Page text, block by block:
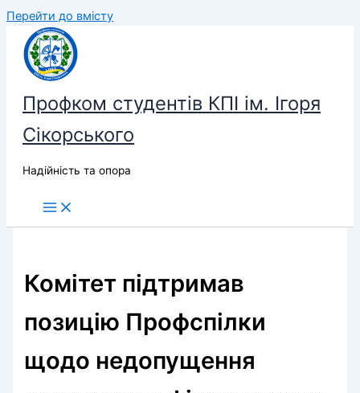
Перейти до вмісту
Профком студентів КПІ ім. Ігоря
Сікорського
Надійність та опора
Комітет підтримав
позицію Профспілки
щодо недопущення